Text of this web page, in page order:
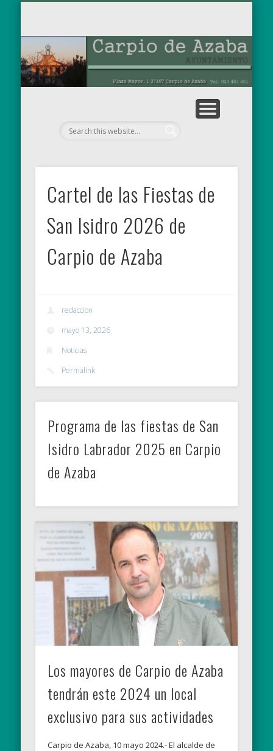
Cartel de las Fiestas de
San Isidro 2026 de
Carpio de Azaba
redaccion
mayo 13, 2026
Noticias
Permalink
Programa de las fiestas de San
Isidro Labrador 2025 en Carpio
de Azaba
Los mayores de Carpio de Azaba
tendrán este 2024 un local
exclusivo para sus actividades
Carpio de Azaba, 10 mayo 2024.- El alcalde de